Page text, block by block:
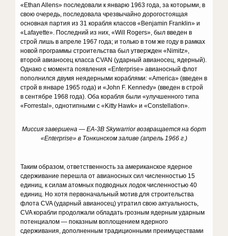
«Ethan Allens» последовали к январю 1963 года, за которыми, в
свою очередь, последовала чрезвычайно дорогостоящая
основная партия из 31 корабля классов «Benjamin Franklin» и
«Lafayette». Последний из них, «Will Rogers», был введен в
строй лишь в апреле 1967 года; и только в том же году в рамках
новой программы строительства был утвержден «Nimitz»,
второй авианосец класса CVAN (ударный авианосец, ядерный).
Однако с момента появления «Enterprise» авианосный флот
пополнился двумя неядерными кораблями: «America» (введен в
строй в январе 1965 года) и «John F. Kennedy» (введен в строй
в сентябре 1968 года). Оба корабля были «улучшенного типа
«Forrestal», однотипными с «Kitty Hawk» и «Constellation».
Миссия завершена — EA-3B Skywarrior возвращается на борт
«Enterprise» в Тонкинском заливе (апрель 1966 г.)
Таким образом, ответственность за американское ядерное
сдерживание перешла от авианосных сил численностью 15
единиц, к силам атомных подводных лодок численностью 40
единиц. Но хотя первоначальный мотив для строительства
флота CVA (ударный авианосец) утратил свою актуальность,
CVA корабли продолжали обладать грозным ядерным ударным
потенциалом — показным воплощением ядерного
сдерживания, дополненным традиционными преимуществами